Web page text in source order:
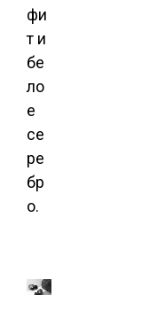
фи
т и
бе
ло
е
се
ре
бр
о.